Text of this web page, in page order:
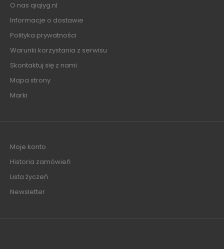
O nas qiqiyg.nl
Informacje o dostawie
Polityka prywatności
Warunki korzystania z serwisu
Skontaktuj się z nami
Mapa strony
Marki
Moje konto
Historia zamówień
Lista życzeń
Newsletter